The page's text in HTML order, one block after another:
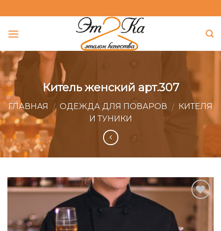
to
content
Китель женский арт.307
ГЛАВНАЯ / ОДЕЖДА ДЛЯ ПОВАРОВ /
КИТЕЛЯ
И ТУНИКИ
Wishlist